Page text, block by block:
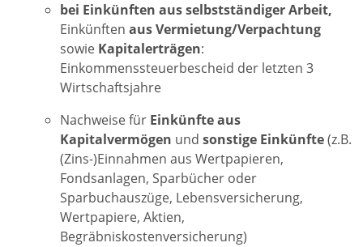
bei Einkünften aus selbstständiger Arbeit,
Einkünften aus Vermietung/Verpachtung
sowie Kapitalerträgen:
Einkommenssteuerbescheid der letzten 3
Wirtschaftsjahre
Nachweise für Einkünfte aus
Kapitalvermögen und sonstige Einkünfte(z.B.
(Zins-)Einnahmen aus Wertpapieren,
Fondsanlagen, Sparbücher oder
Sparbuchauszüge, Lebensversicherung,
Wertpapiere, Aktien,
Begräbniskostenversicherung)